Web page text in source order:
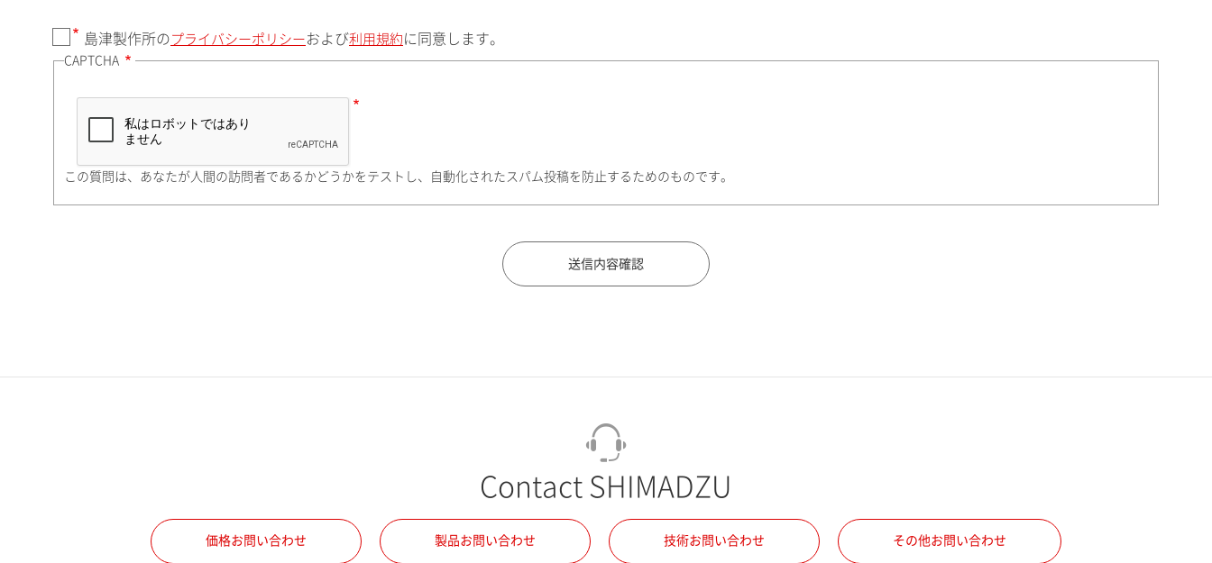
町名・番地（勤務先）
島津製作所の プライバシーポリシー および利用規約 に同意します。
CAPTCHA
この質問は、あなたが人間の訪問者であるかどうかをテストし、自動化されたスパム投稿を防止するためのものです。
Contact SHIMADZU
価格お問い合わせ 製品お問い合わせ 技術お問い合わせ その他お問い合わせ